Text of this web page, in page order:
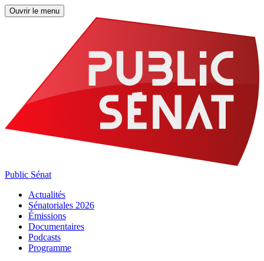
Ouvrir le menu
Public Sénat
Actualités
Sénatoriales 2026
Émissions
Documentaires
Podcasts
Programme